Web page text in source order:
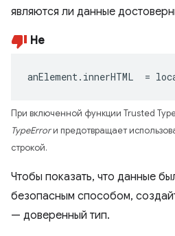
являются ли данные
Не
anElement. innerHTML =
При включенной функции Trusted
TypeErrorи предотвращает
строкой.
Чтобы показать, что данные
безопасным способом,
— доверенный тип.